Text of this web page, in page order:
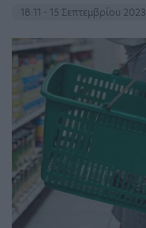
18:11 - 15 Σεπτεμβρίου 2023